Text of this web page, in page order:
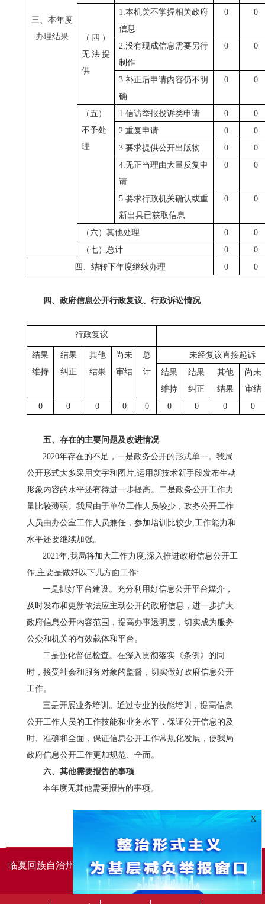
三、本年度
办理结果
（四）
无法提
供
1.本机关不掌握相关政府
信息
0 0
2.没有现成信息需要另行
制作
0 0
3.补正后申请内容仍不明
确
0 0
（五）
不予处
理
1.信访举报投诉类申请 0
0
2.重复申请
0
0
3.要求提供公开出版物
0
0
4.无正当理由大量反复申
请
0 0
5.要求行政机关确认或重
新出具已获取信息
0 0
（六）其他处理 0
0
（七）总计
0
0
四、结转下年度继续办理
0 0
四、政府信息公开行政复议、行政诉讼情况
行政复议
结果
维持
结果
纠正
其他
结果
尚未
审结
总
计
未经复议直接起诉
结果
维持
结果
纠正
其他
结果
尚未
审结
0
0 0 0 0 0 0 0 0
五、存在的主要问题及改进情况
2020年存在的不足， 一是政务公开的形式单一。 我局
公开形式大多采用文字和图片,运用新技术新手段发布生动
形象内容的水平还有待进一步提高。二是政务公开工作力
量比较薄弱。我局由于单位工作人员较少，政务公开工作
人员由办公室工作人员兼任， 参加培训比较少,工作能力和
水平还要继续加强。
2021年,我局将加大工作力度,深入推进政府信息公开工
作,主要是做好以下几方面工作:
一是抓好平台建设。 充分利用好信息公开平台媒介，
及时发布和更新依法应主动公开的政府信息，进一步扩大
政府信息公开内容范围，提高办事透明度，切实成为服务
公众和机关的有效载体和平台。
二是强化督促检查。 在深入贯彻落实《条例》的同
时，接受社会和服务对象的监督，切实做好政府信息公开
工作。
三是开展业务培训。 通过专业的技能培训，提高信息
公开工作人员的工作技能和业务水平，保证公开信息的及
时、准确和全面，保证信息公开工作常规化发展，使我局
政府信息公开工作更加规范、全面。
六、其他需要报告的事项
本年度无其他需要报告的事项。
临夏回族自治州人民政府办公室主办 临夏回族自治州人民政
府信息中心承办
X